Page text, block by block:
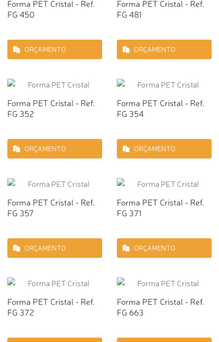
Forma PET Cristal - Ref.
FG 450
ORÇAMENTO
Forma PET Cristal - Ref.
FG 481
ORÇAMENTO
Forma PET Cristal - Ref.
FG 352
ORÇAMENTO
Forma PET Cristal - Ref.
FG 354
ORÇAMENTO
Forma PET Cristal - Ref.
FG 357
ORÇAMENTO
Forma PET Cristal - Ref.
FG 371
ORÇAMENTO
Forma PET Cristal - Ref.
FG 372
Forma PET Cristal - Ref.
FG 663